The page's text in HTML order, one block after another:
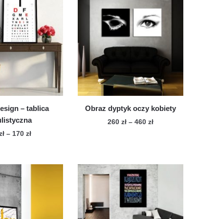
– tablica
– 170złZakres
18 zł
produkt
ma
wiele
wariantów.
Opcje
Obraz dyptyk oczy kobiety
260 zł – 460 złZakres
do
460 zł
ma
wiele
wariantów.
Opcje
można